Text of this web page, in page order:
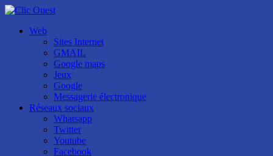
Web
Sites Internet
GMAIL
Google maps
Jeux
Google
Messagerie électronique
Réseaux sociaux
Whatsapp
Twitter
Youtube
Facebook